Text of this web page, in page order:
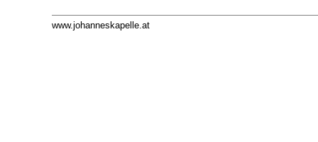
www.johanneskapelle.at